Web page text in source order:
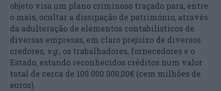
objeto visa um plano criminoso traçado para, entre
o mais, ocultar a dissipação de património, através
da adulteração de elementos contabilísticos de
diversas empresas, em claro prejuízo de diversos
credores, v.g., os trabalhadores, fornecedores e o
Estado, estando reconhecidos créditos num valor
total de cerca de 100.000.000,00€ (cem milhões de
euros).